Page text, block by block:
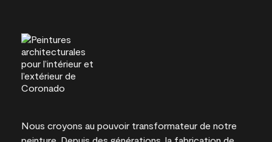
Nous croyons au pouvoir transformateur de notre
peinture. Depuis des générations, la fabrication de